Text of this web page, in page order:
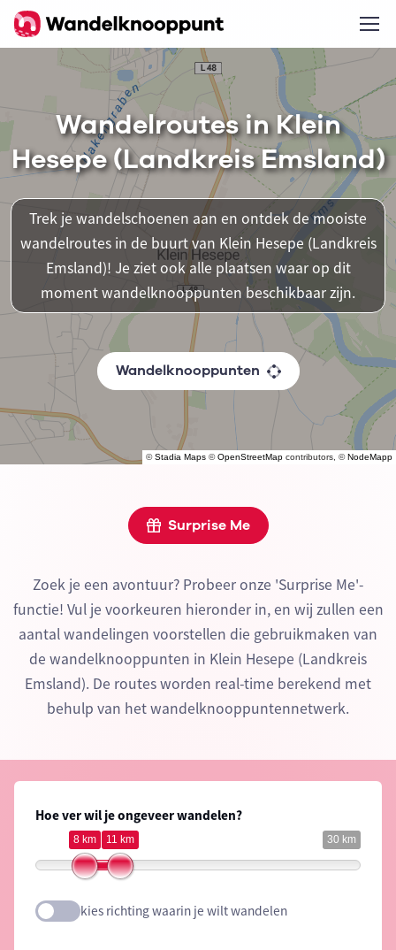
©Stadia Maps ©OpenStreetMap contributors, ©NodeMapp
Wandelroutes in Klein
Hesepe (Landkreis Emsland)
Trek je wandelschoenen aan en ontdek de mooiste
wandelroutes in de buurt van Klein Hesepe (Landkreis
Emsland)! Je ziet ook alle plaatsen waar op dit
moment wandelknooppunten beschikbaar zijn.
Wandelknooppunten
Surprise Me
Zoek je een avontuur? Probeer onze 'Surprise Me'-
functie! Vul je voorkeuren hieronder in, en wij zullen een
aantal wandelingen voorstellen die gebruikmaken van
de wandelknooppunten in Klein Hesepe (Landkreis
Emsland). De routes worden real-time berekend met
behulp van het wandelknooppuntennetwerk.
Hoe ver wil je ongeveer wandelen?
30 km
8 km 11 km
kies richting waarin je wilt wandelen